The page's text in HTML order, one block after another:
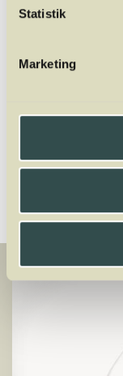
Statistik
Marketing